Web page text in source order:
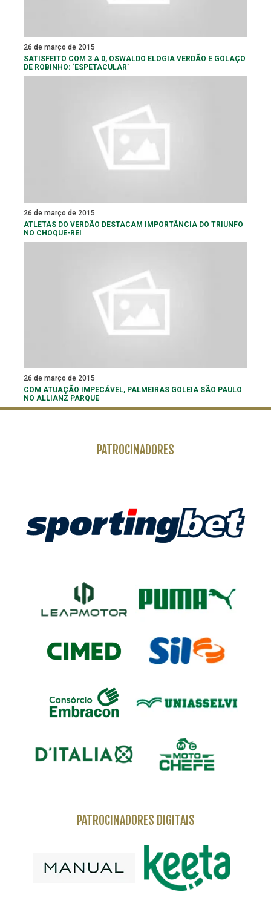
26 de março de 2015
SATISFEITO COM 3 A 0, OSWALDO ELOGIA VERDÃO E GOLAÇO
DE ROBINHO: ‘ESPETACULAR’
26 de março de 2015
ATLETAS DO VERDÃO DESTACAM IMPORTÂNCIA DO TRIUNFO
NO CHOQUE-REI
26 de março de 2015
COM ATUAÇÃO IMPECÁVEL, PALMEIRAS GOLEIA SÃO PAULO
NO ALLIANZ PARQUE
PATROCINADORES
PATROCINADORES DIGITAIS